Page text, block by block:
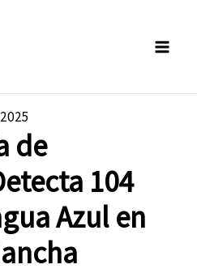
de
104
Azul en